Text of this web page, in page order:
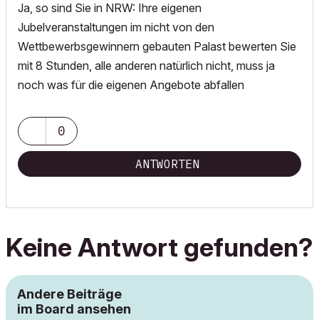
Ja, so sind Sie in NRW: Ihre eigenen
Jubelveranstaltungen im nicht von den
Wettbewerbsgewinnern gebauten Palast bewerten Sie
mit 8 Stunden, alle anderen natürlich nicht, muss ja
noch was für die eigenen Angebote abfallen
0
ANTWORTEN
Keine Antwort gefunden?
Andere Beiträge
im Board ansehen